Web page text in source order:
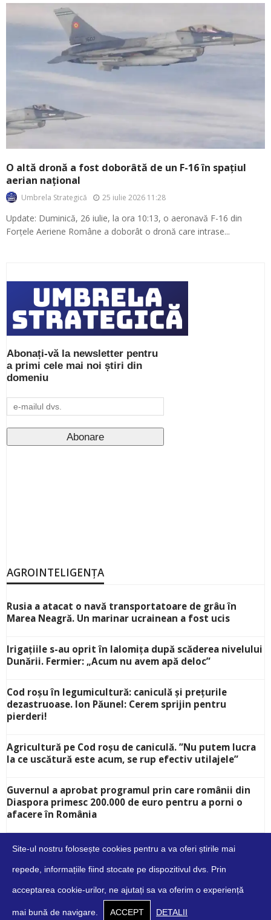
O altă dronă a fost doborâtă de un F-16 în spațiul
aerian național
Umbrela Strategică 25 iulie 2026 11:28
Update: Duminică, 26 iulie, la ora 10:13, o aeronavă F-16 din
Forțele Aeriene Române a doborât o dronă care intrase...
Abonați-vă la newsletter pentru
a primi cele mai noi știri din
domeniu
AGROINTELIGENȚA
Rusia a atacat o navă transportatoare de grâu în
Marea Neagră. Un marinar ucrainean a fost ucis
Irigațiile s-au oprit în Ialomița după scăderea nivelului
Dunării. Fermier: „Acum nu avem apă deloc”
Cod roșu în legumicultură: caniculă și prețurile
dezastruoase. Ion Păunel: Cerem sprijin pentru
pierderi!
Agricultură pe Cod roșu de caniculă. ”Nu putem lucra
la ce uscătură este acum, se rup efectiv utilajele”
Guvernul a aprobat programul prin care românii din
Diaspora primesc 200.000 de euro pentru a porni o
afacere în România
Despre Contact Cookies Confidențialitate
Site-ul nostru folosește cookies pentru a va oferi știrile mai
repede, informațiile fiind stocate pe dispozitivul dvs. Prin
acceptarea cookie-urilor, ne ajutați sa va oferim o experiență
mai bună de navigare. ACCEPT DETALII